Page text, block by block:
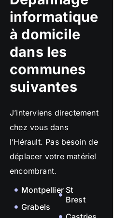
informatique
à domicile
dans les
communes
suivantes
J’interviens directement
chez vous dans
l’Hérault. Pas besoin de
déplacer votre matériel
encombrant.
Montpellier
Grabels
St
Brest